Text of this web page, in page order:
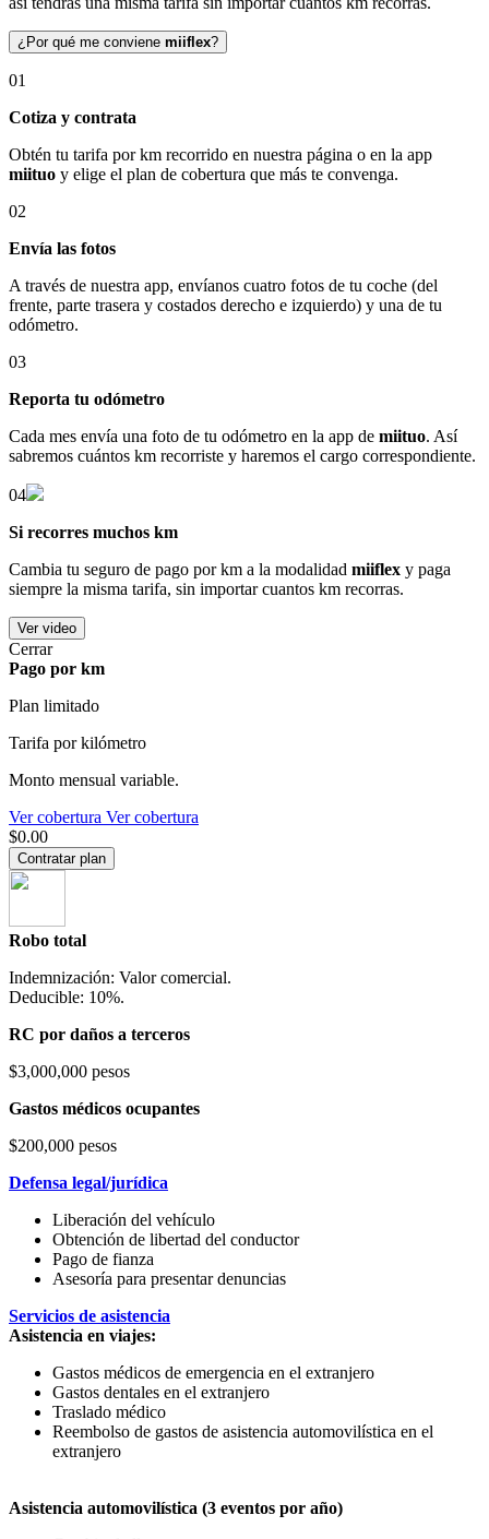
¿Por qué me conviene miiflex?
01
Cotiza y contrata
Obtén tu tarifa por km recorrido en nuestra página o en la app
miituo y elige el plan de cobertura que más te convenga.
02
Envía las fotos
A través de nuestra app, envíanos cuatro fotos de tu coche (del
frente, parte trasera y costados derecho e izquierdo) y una de tu
odómetro.
03
Reporta tu odómetro
Cada mes envía una foto de tu odómetro en la app de miituo. Así
sabremos cuántos km recorriste y haremos el cargo correspondiente.
04
Si recorres muchos km
Cambia tu seguro de pago por km a la modalidad miiflex y paga
siempre la misma tarifa, sin importar cuantos km recorras.
Ver video
Cerrar
Pago por km
Plan limitado
Tarifa por kilómetro
Monto mensual variable.
Ver cobertura Ver cobertura
$0.00
Contratar plan
Robo total
Indemnización: Valor comercial.
Deducible: 10%.
RC por daños a terceros
$3,000,000 pesos
Gastos médicos ocupantes
$200,000 pesos
Defensa legal/jurídica
Liberación del vehículo
Obtención de libertad del conductor
Pago de fianza
Asesoría para presentar denuncias
Servicios de asistencia
Asistencia en viajes:
Gastos médicos de emergencia en el extranjero
Gastos dentales en el extranjero
Traslado médico
Reembolso de gastos de asistencia automovilística en el
extranjero
Asistencia automovilística (3 eventos por año)